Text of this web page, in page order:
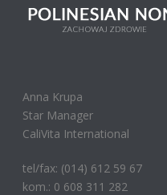
Anna Krupa
Star Manager
CaliVita International
tel/fax: (014) 612 59 67
kom.: 0 608 311 282